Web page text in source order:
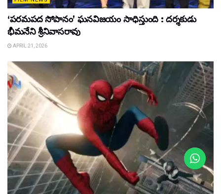
‘పరమపద సోపానం’ ఘనవిజయం సాధిస్తుంది : దర్శకుడు
భీమనేని శ్రీనివాసరావు
APRIL 21, 2026